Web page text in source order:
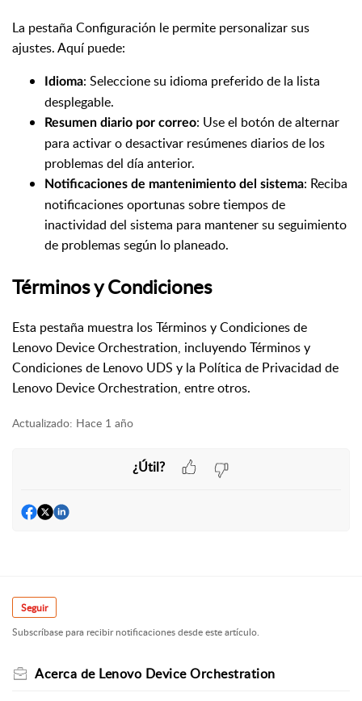
La pestaña Configuración le permite personalizar sus
ajustes. Aquí puede:
Idioma: Seleccione su idioma preferido de la lista
desplegable.
Resumen diario por correo: Use el botón de alternar
para activar o desactivar resúmenes diarios de los
problemas del día anterior.
Notificaciones de mantenimiento del sistema: Reciba
notificaciones oportunas sobre tiempos de
inactividad del sistema para mantener su seguimiento
de problemas según lo planeado.
Términos y Condiciones
Esta pestaña muestra los Términos y Condiciones de
Lenovo Device Orchestration, incluyendo Términos y
Condiciones de Lenovo UDS y la Política de Privacidad de
Lenovo Device Orchestration, entre otros.
Actualizado: Hace 1 año
¿Útil?
Seguir
Subscríbase para recibir notificaciones desde este artículo.
Acerca de Lenovo Device Orchestration